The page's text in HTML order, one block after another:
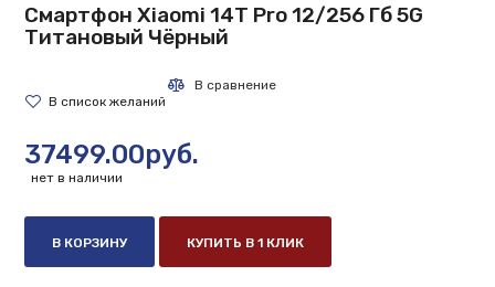
Смартфон Xiaomi 14T Pro 12/256 Гб 5G
Титановый Чёрный
37499.00руб.
нет в наличии
В КОРЗИНУ КУПИТЬ В 1 КЛИК